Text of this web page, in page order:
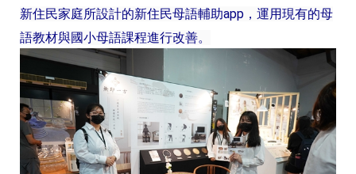
新住民家庭所設計的新住民母語輔助app，運用現有的母
語教材與國小母語課程進行改善。